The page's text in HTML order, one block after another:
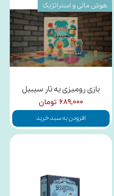
بازی رومیزی یه تار سیبیل
۶۸۹,۰۰۰ تومان
افزودن به سبد خرید
هوش مالی و استراتژیک